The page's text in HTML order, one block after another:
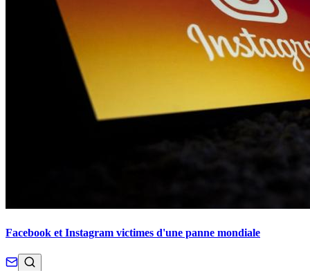
Facebook et Instagram victimes d'une panne mondiale